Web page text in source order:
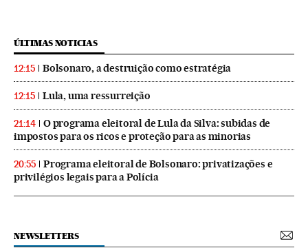
ÚLTIMAS NOTICIAS
12:15 Bolsonaro, a destruição como estratégia
12:15 Lula, uma ressurreição
21:14
O programa eleitoral de Lula da Silva: subidas de
impostos para os ricos e proteção para as minorias
20:55
Programa eleitoral de Bolsonaro: privatizações e
privilégios legais para a Polícia
NEWSLETTERS